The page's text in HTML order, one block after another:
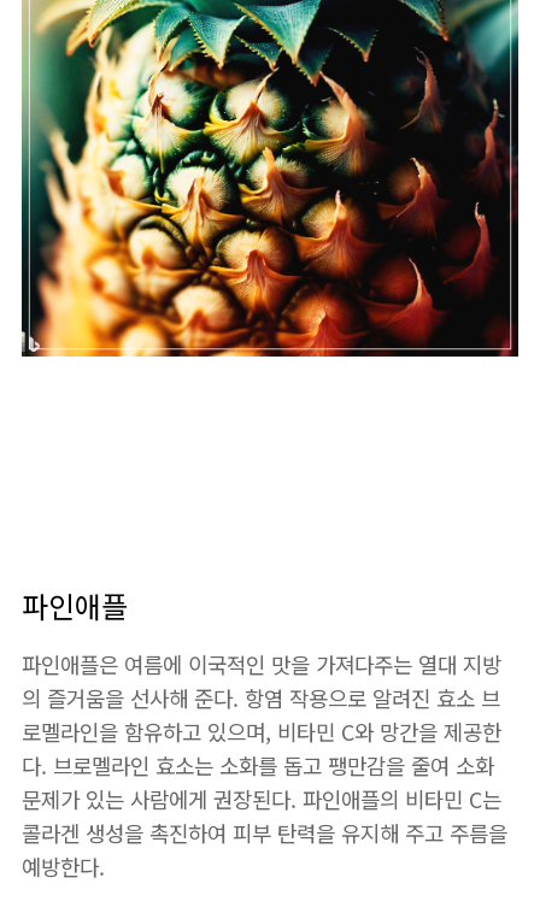
파인애플
파인애플은 여름에 이국적인 맛을 가져다주는 열대 지방
의 즐거움을 선사해 준다. 항염 작용으로 알려진 효소 브
로멜라인을 함유하고 있으며, 비타민 C와 망간을 제공한
다. 브로멜라인 효소는 소화를 돕고 팽만감을 줄여 소화
문제가 있는 사람에게 권장된다. 파인애플의 비타민 C는
콜라겐 생성을 촉진하여 피부 탄력을 유지해 주고 주름을
예방한다.